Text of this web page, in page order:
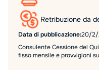
Retribuzione da
Data di pubblicazione:20/2/
Consulente Cessione del
fisso mensile e provvigioni